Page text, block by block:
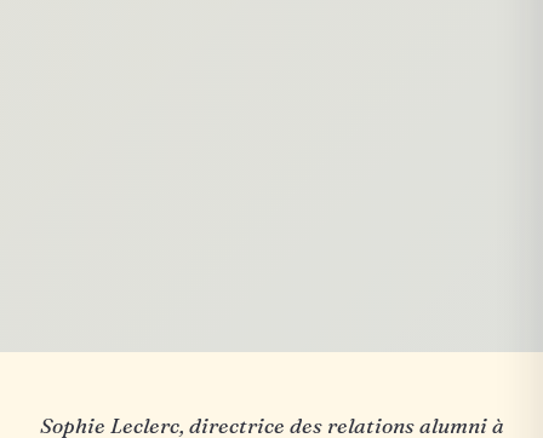
Sophie Leclerc, directrice des relations alumni à